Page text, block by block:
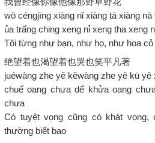
wǒ céngjīng xiàng nǐ xiàng tā xiàng
ủa trấng ching xeng nỉ xeng tha xeng
Tôi từng như bạn, như họ, như hoa cỏ
绝望着也渴望着也哭也笑平凡著
juéwàng zhe yě kěwàng zhe yě kū yě
chuế oang chưa dể khửa oang
chưa
Có tuyệt vọng cũng có khát
thường biết bao